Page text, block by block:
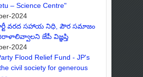
– Science Centre"
2024
వరద సహాయ నిధి, పౌర సమాజం
జేపీ విజ్ఞప్తి
2024
Flood Relief Fund - JP's
civil society for generous